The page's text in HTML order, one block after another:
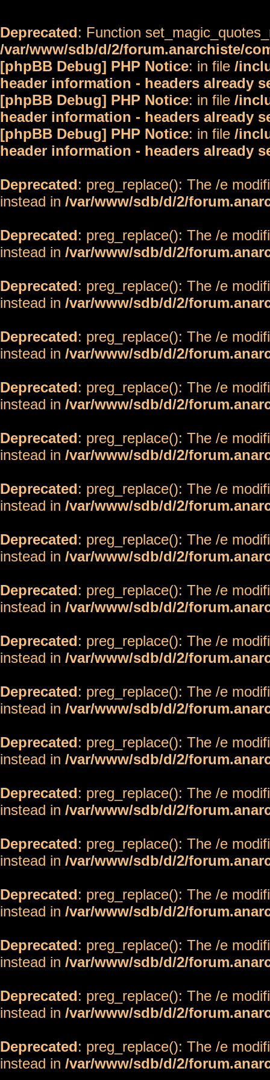
Deprecated: Function
/var/www/sdb/d/2/forum.anarchiste/
[phpBB Debug] PHP Notice: in file /
header information - headers already
[phpBB Debug] PHP Notice: in file /
header information - headers already
[phpBB Debug] PHP Notice: in file /
header information - headers already
Deprecated: preg_replace(): The /e
instead in /var/www/sdb/d/2/
Deprecated: preg_replace(): The /e
instead in /var/www/sdb/d/2/
Deprecated: preg_replace(): The /e
instead in /var/www/sdb/d/2/
Deprecated: preg_replace(): The /e
instead in /var/www/sdb/d/2/
Deprecated: preg_replace(): The /e
instead in /var/www/sdb/d/2/
Deprecated: preg_replace(): The /e
instead in /var/www/sdb/d/2/
Deprecated: preg_replace(): The /e
instead in /var/www/sdb/d/2/
Deprecated: preg_replace(): The /e
instead in /var/www/sdb/d/2/
Deprecated: preg_replace(): The /e
instead in /var/www/sdb/d/2/
Deprecated: preg_replace(): The /e
instead in /var/www/sdb/d/2/
Deprecated: preg_replace(): The /e
instead in /var/www/sdb/d/2/
Deprecated: preg_replace(): The /e
instead in /var/www/sdb/d/2/
Deprecated: preg_replace(): The /e
instead in /var/www/sdb/d/2/
Deprecated: preg_replace(): The /e
instead in /var/www/sdb/d/2/
Deprecated: preg_replace(): The /e
instead in /var/www/sdb/d/2/
Deprecated: preg_replace(): The /e
instead in /var/www/sdb/d/2/
Deprecated: preg_replace(): The /e
instead in /var/www/sdb/d/2/
Deprecated: preg_replace(): The /e
instead in /var/www/sdb/d/2/